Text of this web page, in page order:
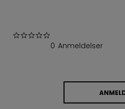
0 Anmeldelser